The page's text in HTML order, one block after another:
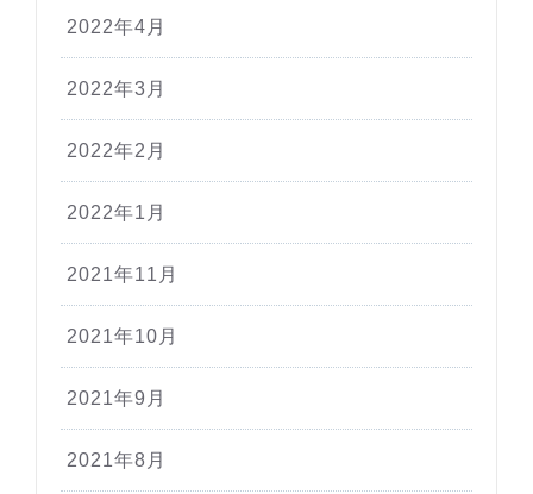
2022年4月
2022年3月
2022年2月
2022年1月
2021年11月
2021年10月
2021年9月
2021年8月